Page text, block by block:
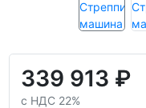
339 913 ₽
с НДС 22%